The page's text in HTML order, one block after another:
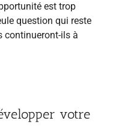
est trop
question qui reste
continueront-ils à
votre